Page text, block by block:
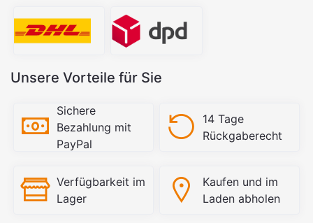
Unsere Vorteile für Sie
Sichere
Bezahlung mit
PayPal
14 Tage
Rückgaberecht
Verfügbarkeit im
Lager
Kaufen und im
Laden abholen